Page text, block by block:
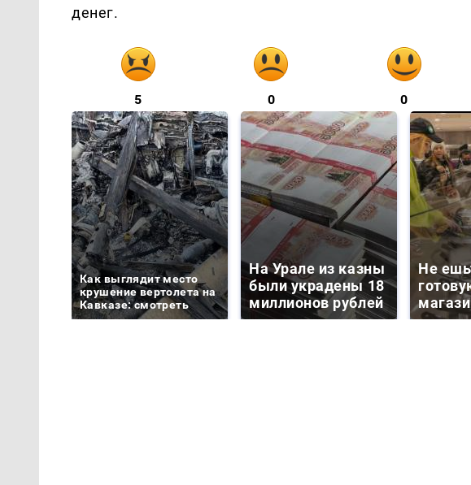
денег.
5 0 0
Как выглядит место
крушение вертолета на
Кавказе: смотреть
На Урале из казны
были украдены 18
миллионов рублей
Не